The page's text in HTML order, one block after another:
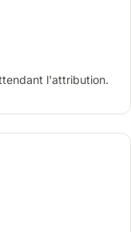
l'attribution.